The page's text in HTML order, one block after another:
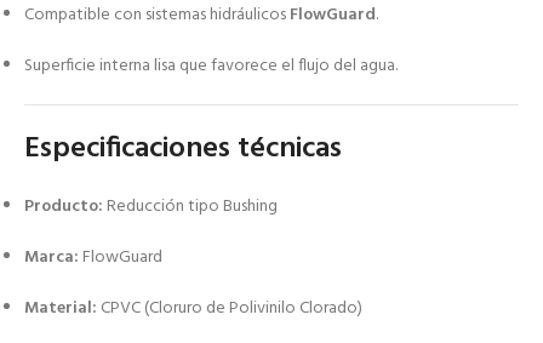
Compatible con sistemas hidráulicosFlowGuard.
Superficie interna lisa que favorece el flujo del agua.
Especificaciones técnicas
Producto: Reducción tipo Bushing
Marca: FlowGuard
Material: CPVC (Cloruro de Polivinilo Clorado)